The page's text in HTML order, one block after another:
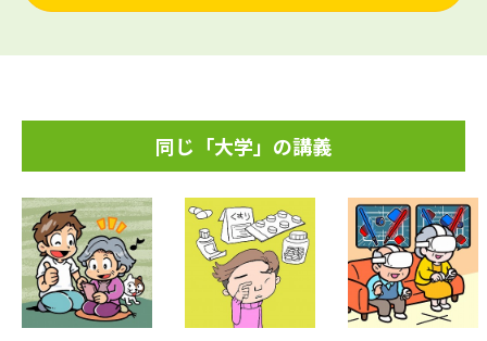
同じ「大学」の講義